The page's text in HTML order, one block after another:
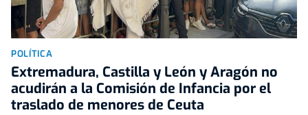
POLÍTICA
Extremadura, Castilla y León y Aragón no
acudirán a la Comisión de Infancia por el
traslado de menores de Ceuta